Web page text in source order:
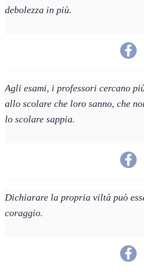
debolezza in più.
Agli esami, i professori cercano
allo scolare che loro sanno, che
lo scolare sappia.
Dichiarare la propria viltà può
coraggio.